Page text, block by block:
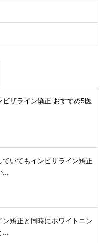
ビザライン矯正 おすすめ5医
ていてもインビザライン矯正
...
ン矯正と同時にホワイトニン
...